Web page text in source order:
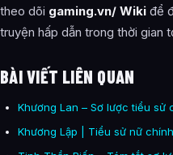
theo dõi gaming.vn/ Wiki để
truyện hấp dẫn trong thời gian
BÀI VIẾT LIÊN QUAN
Khương Lan – Sơ lược tiểu sử
Khương Lập | Tiểu sử nữ